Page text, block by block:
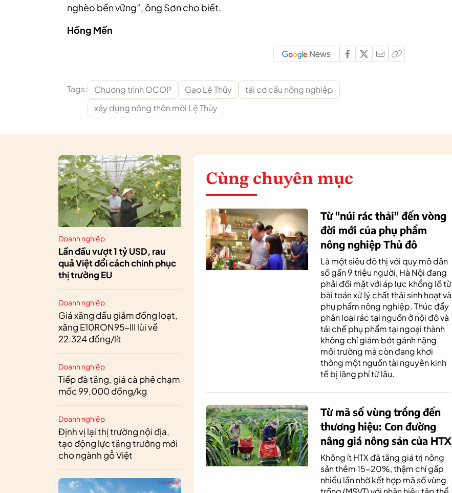
nghèo bền vững”, ông Sơn cho biết.
Hồng Mến
Tags: Chương trình OCOP Gạo Lệ Thủy
tái cơ cấu nông nghiệp
xây dựng nông thôn mới Lệ Thủy
Doanh nghiệp
Lần đầu vượt 1 tỷ USD, rau
quả Việt đổi cách chinh phục
thị trường EU
Doanh nghiệp
Giá xăng dầu giảm đồng loạt,
xăng E10RON95-III lùi về
22.324 đồng/lít
Doanh nghiệp
Tiếp đà tăng, giá cà phê chạm
mốc 99.000 đồng/kg
Doanh nghiệp
Định vị lại thị trường nội địa,
tạo động lực tăng trưởng mới
cho ngành gỗ Việt
Cùng chuyên mục
Từ "núi rác thải" đến vòng
đời mới của phụ phẩm
nông nghiệp Thủ đô
Là một siêu đô thị với quy mô dân
số gần 9 triệu người, Hà Nội đang
phải đối mặt với áp lực khổng lồ từ
bài toán xử lý chất thải sinh hoạt và
phụ phẩm nông nghiệp. Thúc đẩy
phân loại rác tại nguồn ở nội đô và
tái chế phụ phẩm tại ngoại thành
không chỉ giảm bớt gánh nặng
môi trường mà còn đang khơi
thông một nguồn tài nguyên kinh
tế bị lãng phí từ lâu.
Từ mã số vùng trồng đến
thương hiệu: Con đường
nâng giá nông sản của HTX
Không ít HTX đã tăng giá trị nông
sản thêm 15-20%, thậm chí gấp
nhiều lần nhờ kết hợp mã số vùng